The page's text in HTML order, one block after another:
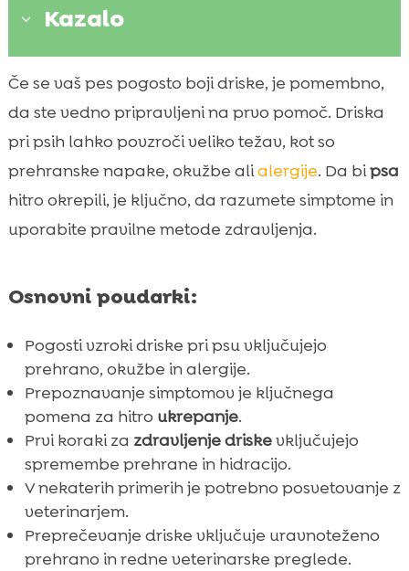
3 Kazalo
 Uvod v drisko pri psu
 Vzroki za drisko pri psu
 Znaki in simptomi driske pri psu
 Kaj storiti, če ima pes drisko?
Kdaj obiskati veterinarja?
Učinkoviti domači načini za zdravljenje
 Preprečevanje driske pri psu
Možnosti zdravljenja za drisko pri psu
 Kateri simptomi so nevarni in zahtevajo
takojšnjo pozornost?
 Dolgotrajno zdravljenje driske pri psu
 Zaključek
FAQ
Če se vaš pes pogosto boji driske, je pomembno,
da ste vedno pripravljeni na prvo pomoč. Driska
pri psih lahko povzroči veliko težav, kot so
prehranske napake, okužbe alialergije. Da bipsa
hitro okrepili, je ključno, da razumete simptome in
uporabite pravilne metode zdravljenja.
Osnovni poudarki:
Pogosti vzroki driske pri psu vključujejo
prehrano, okužbe in alergije.
Prepoznavanje simptomov je ključnega
pomena za hitro ukrepanje.
Prvi koraki za zdravljenje driskevključujejo
spremembe prehrane in hidracijo.
V nekaterih primerih je potrebno posvetovanje z
veterinarjem.
Preprečevanje driske vključuje uravnoteženo
prehrano in redne veterinarske preglede.